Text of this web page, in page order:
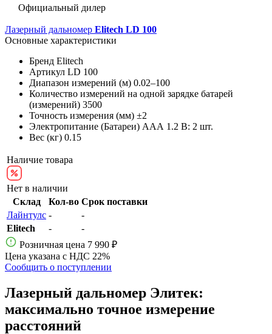
Официальный дилер
Лазерный дальномер Elitech LD 100
Основные характеристики
Бренд Elitech
Артикул LD 100
Диапазон измерений (м) 0.02–100
Количество измерений на одной зарядке батарей
(измерений) 3500
Точность измерения (мм) ±2
Электропитание (Батареи) AAА 1.2 В: 2 шт.
Вес (кг) 0.15
Наличие товара
Нет в наличии
Склад
Кол-во Срок поставки
Лайнтулс -
-
Elitech
-
-
Розничная цена 7 990 ₽
Цена указана с НДС 22%
Сообщить о поступлении
Лазерный дальномер Элитек:
максимально точное измерение
расстояний